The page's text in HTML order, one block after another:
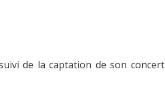
de la captation de son concert